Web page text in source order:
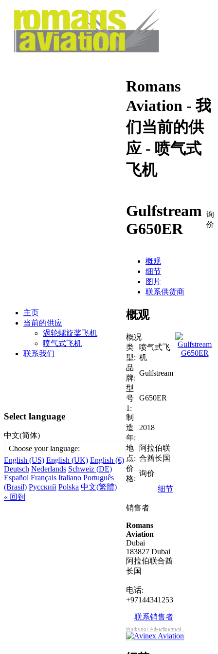
主页
当前的供应
涡轮螺旋桨飞机
喷气式飞机
联系我们
Select language
中文(简体)
Choose your language:
English (US) English (UK) English (€)
Deutsch Nederlands Schweiz (DE)
Español Français Italiano Português
(Brasil) Русский Polska 中文(繁體)
« 回到
Romans
Aviation - 我
们当前的供
应 - 喷气式
飞机
Gulfstream
G650ER
询
价
概观
细节
图片
联系供货商
概观
概况
类
型:
喷气式飞
机
品
牌:
Gulfstream
型
号
1:
G650ER
制
造
年:
2018
地
点:
阿拉伯联
合酋长国
价
格:
询价
细节
销售者
Romans
Aviation
Dubai
183827 Dubai
阿拉伯联合酋
长国
电话:
+97144341253
联系销售者